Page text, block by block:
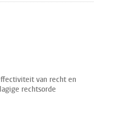
Mastodon
van recht en
rechtsorde